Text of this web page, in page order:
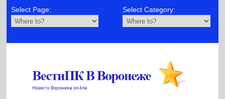
Select Page: Select Category: